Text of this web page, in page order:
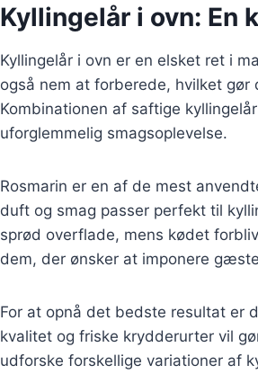
Kyllingelår i ovn: En
Kyllingelår i ovn er en elsket ret i
også nem at forberede, hvilket
Kombinationen af saftige
uforglemmelig smagsoplevelse.
Rosmarin er en af de mest
duft og smag passer perfekt til
sprød overflade, mens kødet
dem, der ønsker at imponere
For at opnå det bedste resultat er
kvalitet og friske krydderurter vil
udforske forskellige variationer af